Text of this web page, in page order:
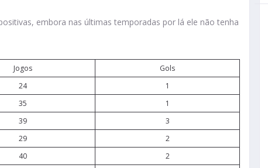
embora nas últimas temporadas por lá ele não tenha
Jogos
Gols
24
1
35
1
39
3
29
2
40
2